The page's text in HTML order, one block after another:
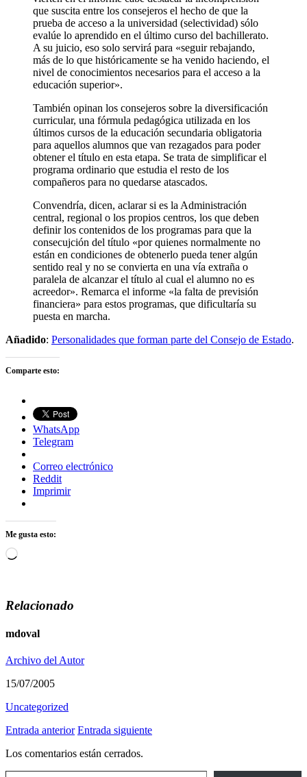
que suscita entre los consejeros el hecho de que la
prueba de acceso a la universidad (selectividad) sólo
evalúe lo aprendido en el último curso del bachillerato.
A su juicio, eso solo servirá para «seguir rebajando,
más de lo que históricamente se ha venido haciendo, el
nivel de conocimientos necesarios para el acceso a la
educación superior».
También opinan los consejeros sobre la diversificación
curricular, una fórmula pedagógica utilizada en los
últimos cursos de la educación secundaria obligatoria
para aquellos alumnos que van rezagados para poder
obtener el título en esta etapa. Se trata de simplificar el
programa ordinario que estudia el resto de los
compañeros para no quedarse atascados.
Convendría, dicen, aclarar si es la Administración
central, regional o los propios centros, los que deben
definir los contenidos de los programas para que la
consecujción del título «por quienes normalmente no
están en condiciones de obtenerlo pueda tener algún
sentido real y no se convierta en una vía extraña o
paralela de alcanzar el título al cual el alumno no es
acreedor». Remarca el informe «la falta de previsión
financiera» para estos programas, que dificultaría su
puesta en marcha.
Añadido: Personalidades que forman parte del Consejo de Estado.
Comparte esto:
WhatsApp
Telegram
Correo electrónico
Reddit
Imprimir
Me gusta esto:
Cargando...
Relacionado
mdoval
Archivo del Autor
15/07/2005
Uncategorized
Entrada anterior Entrada siguiente
Los comentarios están cerrados.
Escribe tu correo electrónico…